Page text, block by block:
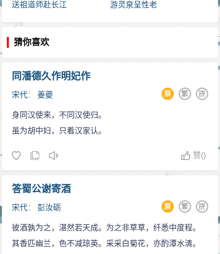
送祖道师赴长江
游灵泉呈性老
猜你喜欢
同潘德久作明妃作
宋代：姜夔 拼
繁
原
身同汉使来，不同汉使归。
虽为胡中妇，只着汉家认。
赞()
答蜀公谢寄酒
宋代：彭汝砺 拼
繁
原
彼酒孰为之，湛然若天成。为之非草草，纤悉中度程。
其香匹幽兰，色不减琼英。采采白菊花，亦酌潭水清。